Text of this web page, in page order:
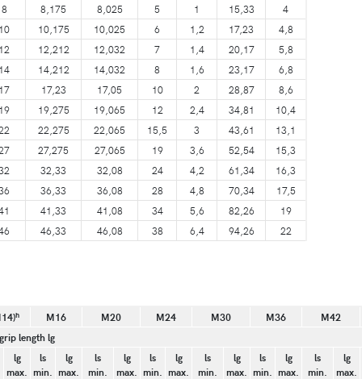
8
8,175 8,025 5 1 15,33
4
10,175 10,025 6 1,2 17,23
4,8
12,212 12,032 7 1,4 20,17
5,8
14,212 14,032 8 1,6 23,17
6,8
17,23 17,05 10 2 28,87
8,6
19,275 19,065 12 2,4 34,81
10,4
22,275 22,065 15,5 3 43,61
13,1
27,275 27,065 19 3,6 52,54
15,3
32,33 32,08 24 4,2 61,34
16,3
36,33 36,08 28 4,8 70,34
17,5
41,33 41,08 34 5,6 82,26
19
46,33 46,08 38 6,4 94,26 22
h M16 M20 M24 M30 M36
M42
length lg
lg
max.
ls
min.
lg
max.
ls
min.
lg
max.
ls
min.
lg
max.
ls
min.
lg
max.
ls
min.
lg
max.
ls
min.
lg
max.